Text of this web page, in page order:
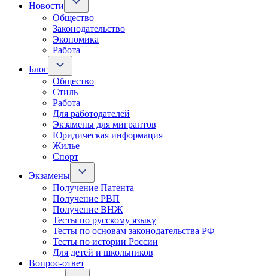
Новости
Общество
Законодательство
Экономика
Работа
Блог
Общество
Стиль
Работа
Для работодателей
Экзамены для мигрантов
Юридическая информация
Жилье
Спорт
Экзамены
Получение Патента
Получение РВП
Получение ВНЖ
Тесты по русскому языку
Тесты по основам законодательства РФ
Тесты по истории России
Для детей и школьников
Вопрос-ответ